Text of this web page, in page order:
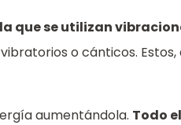
que se utilizan
o cánticos.
aumentándola. Todo